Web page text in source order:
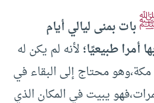
بات بمنى ليالي أيام
أمرا طبيعيًا؛لأنه لم يكن له
محتاج إلى البقاء في
يبيت في المكان الذي